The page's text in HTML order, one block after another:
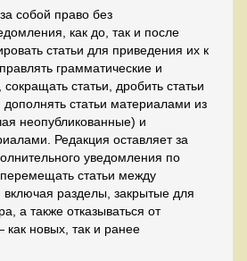
собой право без
как до, так и после
статьи для приведения их к
грамматические и
статьи, дробить статьи
дополнять статьи материалами из
неопубликованные) и
Редакция оставляет за
уведомления по
статьи между
разделы, закрытые для
а также отказываться от
как новых, так и ранее